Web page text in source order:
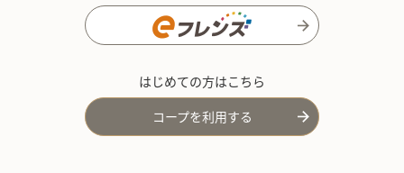
はじめての方はこちら
コープを利用する